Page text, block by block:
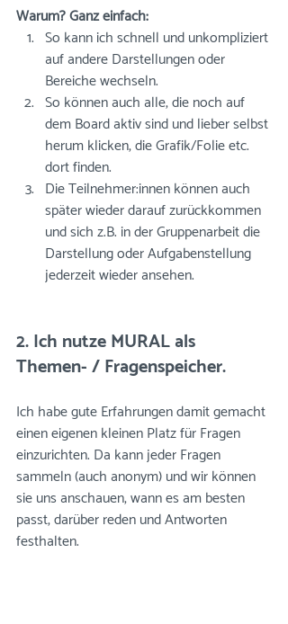
Warum? Ganz einfach:
So kann ich schnell und unkompliziert
auf andere Darstellungen oder
Bereiche wechseln.
So können auch alle, die noch auf
dem Board aktiv sind und lieber selbst
herum klicken, die Grafik/Folie etc.
dort finden.
Die Teilnehmer:innen können auch
später wieder darauf zurückkommen
und sich z.B. in der Gruppenarbeit die
Darstellung oder Aufgabenstellung
jederzeit wieder ansehen.
2. Ich nutze MURAL als
Themen- / Fragenspeicher.
Ich habe gute Erfahrungen damit gemacht
einen eigenen kleinen Platz für Fragen
einzurichten. Da kann jeder Fragen
sammeln (auch anonym) und wir können
sie uns anschauen, wann es am besten
passt, darüber reden und Antworten
festhalten.